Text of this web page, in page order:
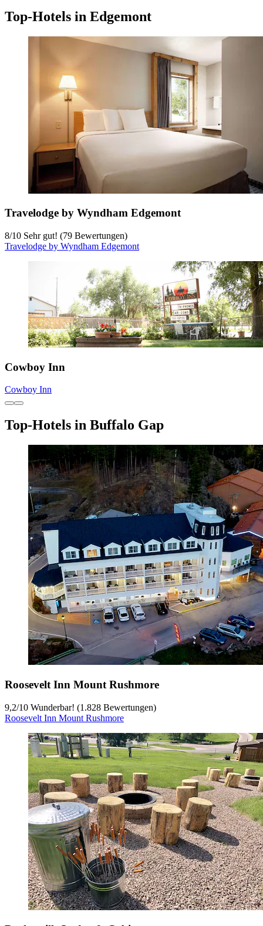
Top-Hotels in Edgemont
Travelodge by Wyndham Edgemont
8/10 Sehr gut! (79 Bewertungen)
Travelodge by Wyndham Edgemont
Cowboy Inn
Cowboy Inn
Top-Hotels in Buffalo Gap
Roosevelt Inn Mount Rushmore
9,2/10 Wunderbar! (1.828 Bewertungen)
Roosevelt Inn Mount Rushmore